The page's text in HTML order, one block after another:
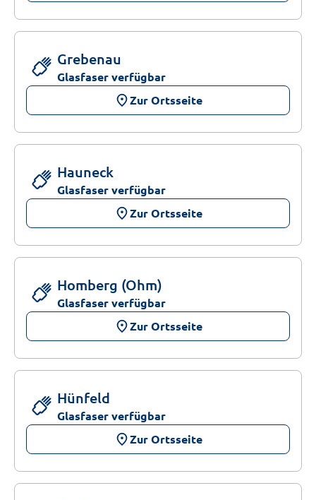
Grebenau
Glasfaser verfügbar
placeZur Ortsseite
Hauneck
Glasfaser verfügbar
placeZur Ortsseite
Homberg (Ohm)
Glasfaser verfügbar
placeZur Ortsseite
Hünfeld
Glasfaser verfügbar
placeZur Ortsseite